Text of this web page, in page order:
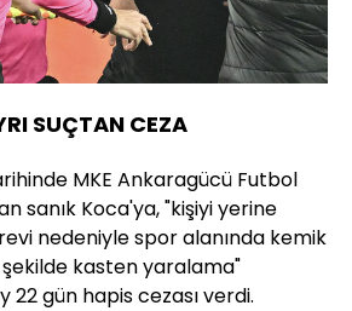
SUÇTAN CEZA
MKE Ankaragücü Futbol
sanık Koca'ya, "kişiyi yerine
nedeniyle spor alanında kemik
şekilde kasten yaralama"
22 gün hapis cezası verdi.